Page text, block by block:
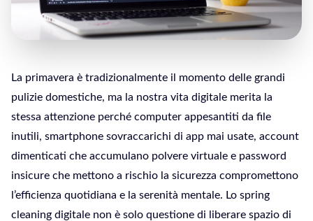
La primavera è tradizionalmente il momento delle grandi
pulizie domestiche, ma la nostra vita digitale merita la
stessa attenzione perché computer appesantiti da file
inutili, smartphone sovraccarichi di app mai usate, account
dimenticati che accumulano polvere virtuale e password
insicure che mettono a rischio la sicurezza compromettono
l’efficienza quotidiana e la serenità mentale. Lo spring
cleaning digitale non è solo questione di liberare spazio di